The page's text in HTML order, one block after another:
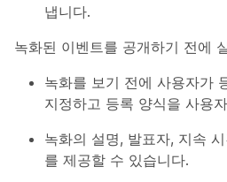
냅니다.
녹화된 이벤트를 공개하기 전에
녹화를 보기 전에 사용자가
지정하고 등록 양식을 사용
녹화의 설명, 발표자, 지속
를 제공할 수 있습니다.